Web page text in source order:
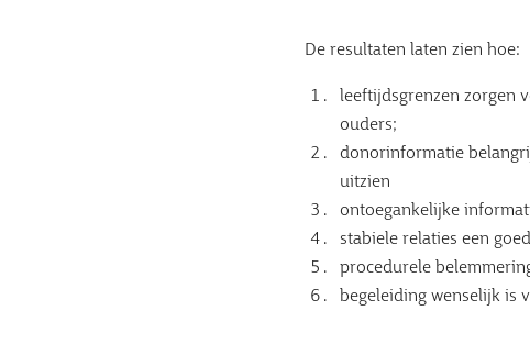
De resultaten laten zien hoe:
leeftijdsgrenzen zorgen
ouders;
donorinformatie
uitzien
ontoegankelijke
stabiele relaties een
procedurele
begeleiding wenselijk is